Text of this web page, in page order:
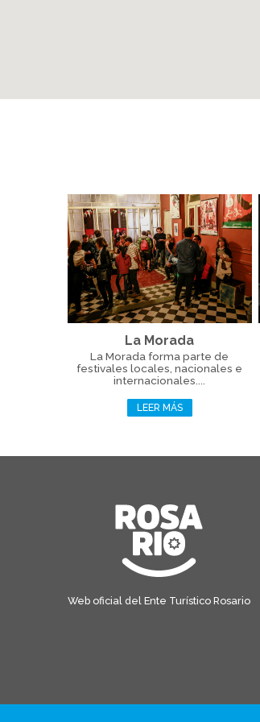
La Morada
La Morada forma parte de
festivales locales, nacionales e
internacionales....
LEER MÁS
Web oficial del Ente Turístico Rosario